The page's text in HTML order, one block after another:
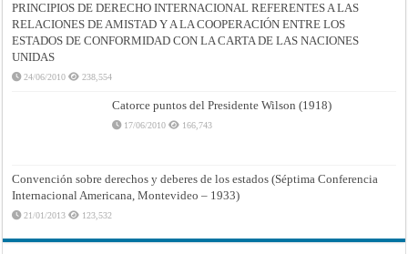
PRINCIPIOS DE DERECHO INTERNACIONAL REFERENTES A LAS
RELACIONES DE AMISTAD Y A LA COOPERACIÓN ENTRE LOS
ESTADOS DE CONFORMIDAD CON LA CARTA DE LAS NACIONES
UNIDAS
24/06/2010 238,554
Catorce puntos del Presidente Wilson (1918)
17/06/2010 166,743
Convención sobre derechos y deberes de los estados (Séptima Conferencia
Internacional Americana, Montevideo – 1933)
21/01/2013 123,532